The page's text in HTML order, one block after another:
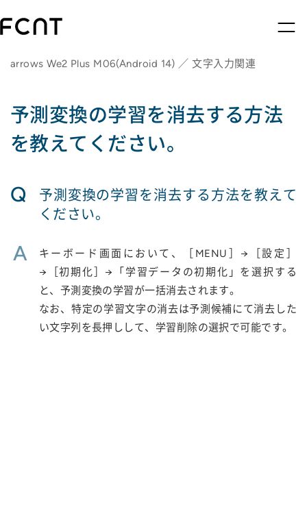
arrows We2 Plus M06(Android 14) ／ 文字入力関連
予測変換の学習を消去する方法
を教えてください。
Q
予測変換の学習を消去する方法を教えて
ください。
A
キーボード画面において、［MENU］→［設定］
→［初期化］→「学習データの初期化」を選択する
と、予測変換の学習が一括消去されます。
なお、特定の学習文字の消去は予測候補にて消去した
い文字列を長押しして、学習削除の選択で可能です。